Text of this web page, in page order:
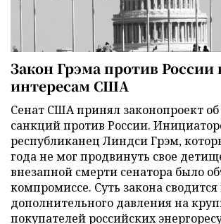
Закон Грэма против России
интересам США
Сенат США принял законопроект
санкций против России.
республиканец Линдси Грэм,
года не мог продвинуть свое
внезапной смерти сенатора было
компромиссе. Суть закона
дополнительного давления на
покупателей российских